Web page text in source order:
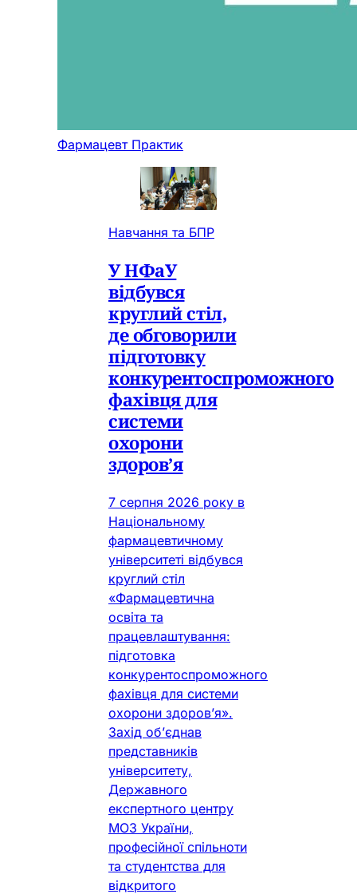
Фармацевт Практик
Навчання та БПР
У НФаУ
відбувся
круглий стіл,
де обговорили
підготовку
конкурентоспроможного
фахівця для
системи
охорони
здоров’я
7 серпня 2026 року в
Національному
фармацевтичному
університеті відбувся
круглий стіл
«Фармацевтична
освіта та
працевлаштування:
підготовка
конкурентоспроможного
фахівця для системи
охорони здоров’я».
Захід об’єднав
представників
університету,
Державного
експертного центру
МОЗ України,
професійної спільноти
та студентства для
відкритого